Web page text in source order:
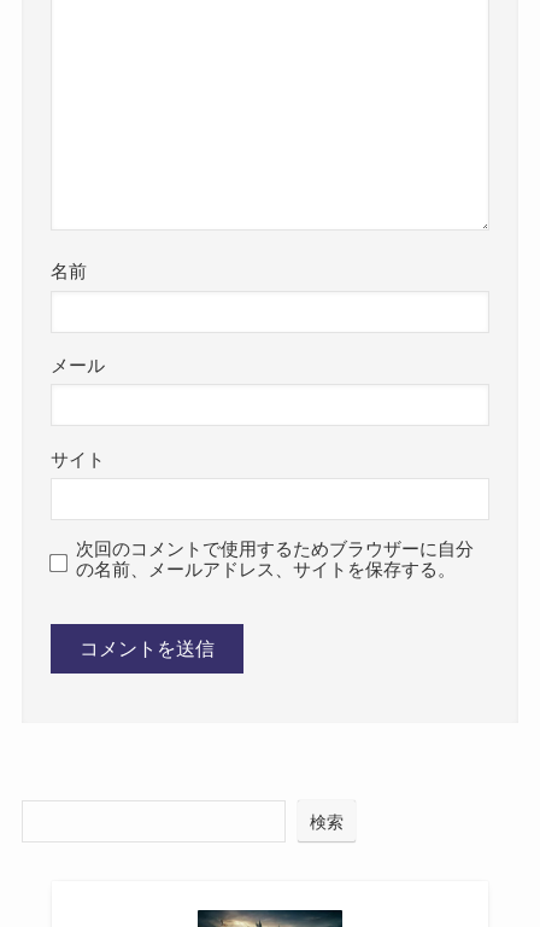
名前
メール
サイト
次回のコメントで使用するためブラウザーに自分
の名前、メールアドレス、サイトを保存する。
検索